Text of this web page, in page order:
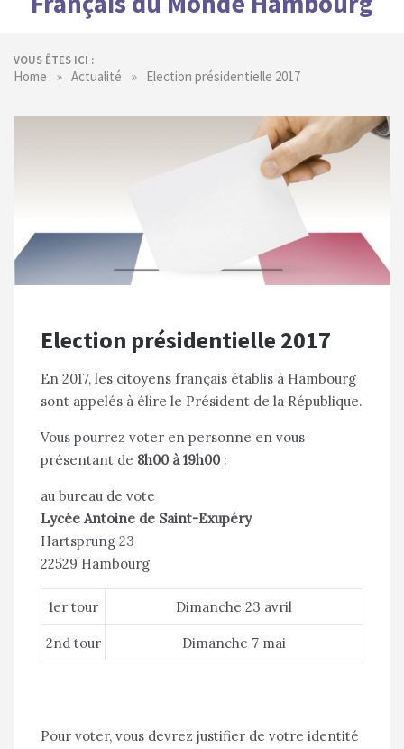
VOUS ÊTES ICI :
Home » Actualité » Election présidentielle 2017
Election présidentielle 2017
En 2017, les citoyens français établis à Hambourg
sont appelés à élire le Président de la République.
Vous pourrez voter en personne en vous
présentant de 8h00 à 19h00 :
au bureau de vote
Lycée Antoine de Saint-Exupéry
Hartsprung 23
22529 Hambourg
1er tour Dimanche 23 avril
2nd tour Dimanche 7 mai
Pour voter, vous devrez justifier de votre identité